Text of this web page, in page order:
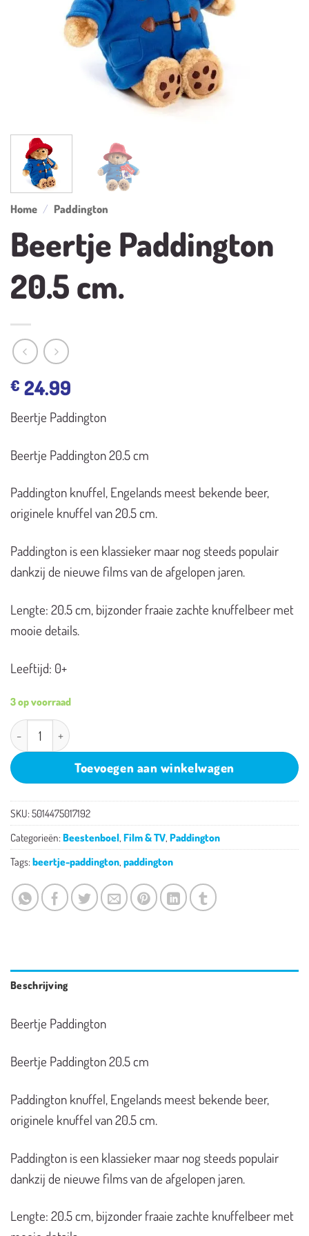
Home / Paddington
Beertje Paddington
20.5 cm.
€ 24.99
Beertje Paddington
Beertje Paddington 20.5 cm
Paddington knuffel, Engelands meest bekende beer,
originele knuffel van 20.5 cm.
Paddington is een klassieker maar nog steeds populair
dankzij de nieuwe films van de afgelopen jaren.
Lengte: 20.5 cm, bijzonder fraaie zachte knuffelbeer met
mooie details.
Leeftijd: 0+
3 op voorraad
Beertje Paddington 20.5 cm. aantal
Toevoegen aan winkelwagen
SKU: 5014475017192
Categorieën: Beestenboel, Film & TV, Paddington
Tags: beertje-paddington, paddington
Beschrijving
Beertje Paddington
Beertje Paddington 20.5 cm
Paddington knuffel, Engelands meest bekende beer,
originele knuffel van 20.5 cm.
Paddington is een klassieker maar nog steeds populair
dankzij de nieuwe films van de afgelopen jaren.
Lengte: 20.5 cm, bijzonder fraaie zachte knuffelbeer met